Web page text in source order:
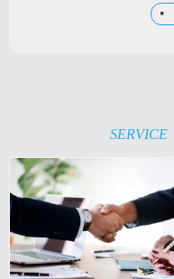
SERVICE
넷